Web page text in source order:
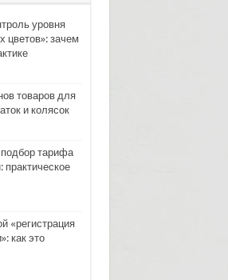
уровня
цветов»: зачем
товаров для
и колясок
подбор тарифа
практическое
«регистрация
как это